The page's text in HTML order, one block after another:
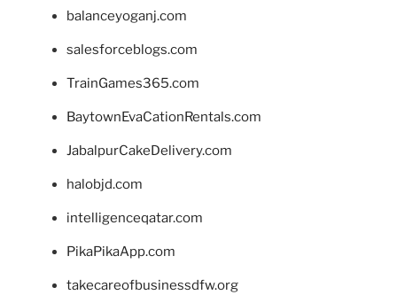
balanceyoganj.com
salesforceblogs.com
TrainGames365.com
BaytownEvaCationRentals.com
JabalpurCakeDelivery.com
halobjd.com
intelligenceqatar.com
PikaPikaApp.com
takecareofbusinessdfw.org